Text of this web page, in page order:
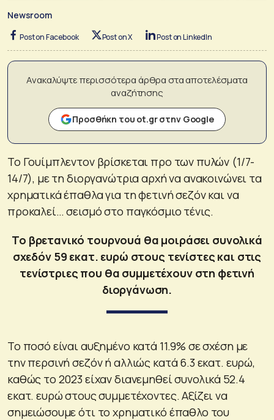
Newsroom
Post on Facebook Post on X Post on LinkedIn
Ανακαλύψτε περισσότερα άρθρα στα αποτελέσματα
αναζήτησης
Προσθήκη του ot.gr στην Google
Το Γουίμπλεντον βρίσκεται προ των πυλών (1/7-
14/7), με τη διοργανώτρια αρχή να ανακοινώνει τα
χρηματικά έπαθλα για τη φετινή σεζόν και να
προκαλεί… σεισμό στο παγκόσμιο τένις.
Το βρετανικό τουρνουά θα μοιράσει συνολικά
σχεδόν 59 εκατ. ευρώ στους τενίστες και στις
τενίστριες που θα συμμετέχουν στη φετινή
διοργάνωση.
Το ποσό είναι αυξημένο κατά 11.9% σε σχέση με
την περσινή σεζόν ή αλλιώς κατά 6.3 εκατ. ευρώ,
καθώς το 2023 είχαν διανεμηθεί συνολικά 52.4
εκατ. ευρώ στους συμμετέχοντες. Αξίζει να
σημειώσουμε ότι το χρηματικό έπαθλο του